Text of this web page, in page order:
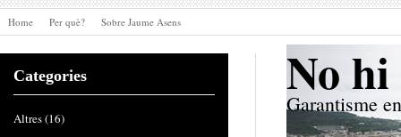
Home Per què? Sobre Jaume Asens
No
Garantisme
Categories
Altres(16)